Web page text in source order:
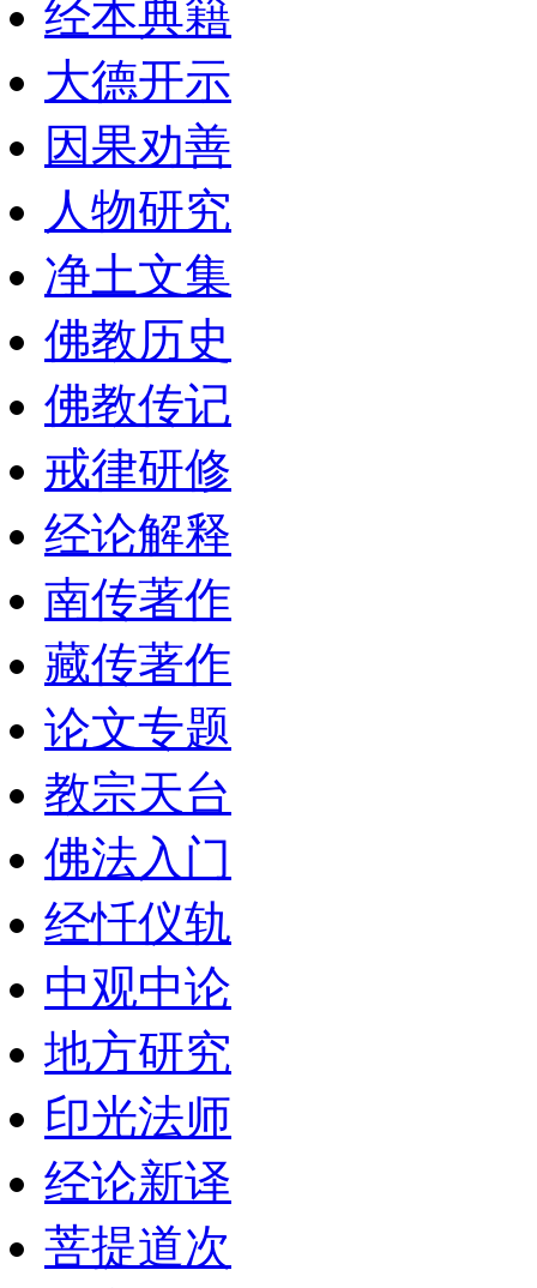
经本典籍
大德开示
因果劝善
人物研究
净土文集
佛教历史
佛教传记
戒律研修
经论解释
南传著作
藏传著作
论文专题
教宗天台
佛法入门
经忏仪轨
中观中论
地方研究
印光法师
经论新译
菩提道次